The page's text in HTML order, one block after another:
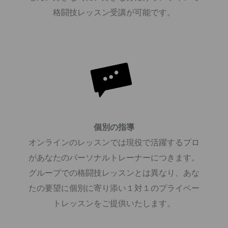
格闘技レッスン受講が可能です。
個別の指導
オンラインのレッスンでは現役で活躍するプロ
があなたのパーソナルトレーナーにつきます。
グループでの格闘技レッスンとは異なり、あな
たの要望に個別に寄り添い１対１のプライベー
トレッスンをご提供いたします。